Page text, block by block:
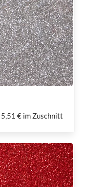
5,51 € im Zuschnitt